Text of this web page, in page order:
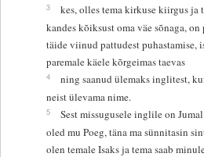
3
kes, olles tema kirkuse kiirgus ja
kandes kõiksust oma väe sõnaga,
täide viinud pattudest puhastamise,
paremale käele kõrgeimas taevas
4
ning saanud ülemaks inglitest,
neist ülevama nime.
5
Sest missugusele inglile on
oled mu Poeg, täna ma sünnitasin
olen temale Isaks ja tema saab